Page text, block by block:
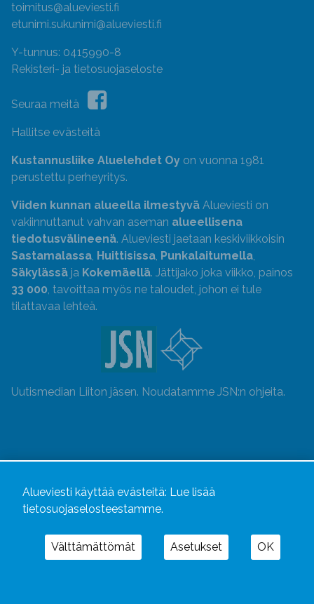
toimitus@alueviesti.fi
etunimi.sukunimi@alueviesti.fi
Y-tunnus: 0415990-8
Rekisteri- ja tietosuojaseloste
Seuraa meitä
Hallitse evästeitä
Kustannusliike Aluelehdet Oy on vuonna 1981
perustettu perheyritys.
Viiden kunnan alueella ilmestyvä Alueviesti on
vakiinnuttanut vahvan aseman alueellisena
tiedotusvälineenä. Alueviesti jaetaan keskiviikkoisin
Sastamalassa, Huittisissa, Punkalaitumella,
Säkylässä ja Kokemäellä. Jättijako joka viikko, painos
33 000, tavoittaa myös ne taloudet, johon ei tule
tilattavaa lehteä.
Uutismedian Liiton jäsen. Noudatamme JSN:n ohjeita.
Alueviesti käyttää evästeitä: Lue lisää
tietosuojaselosteestamme.
Välttämättömät Asetukset OK